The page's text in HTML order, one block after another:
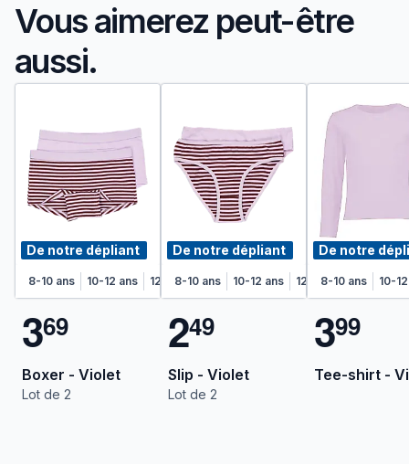
Vous aimerez peut-être
aussi.
De notre dépliant
8-10 ans 10-12 ans 12-14 ans 14-16 ans
369
Boxer - Violet
Lot de 2
De notre dépliant
8-10 ans 10-12 ans 12-14 ans 14-16 ans
249
Slip - Violet
Lot de 2
De notre
8-10 ans 10-
399
Tee-shirt -